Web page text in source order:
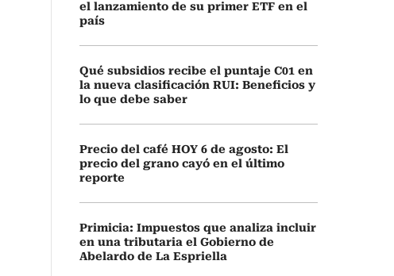
el lanzamiento de su primer ETF en el
país
Qué subsidios recibe el puntaje C01 en
la nueva clasificación RUI: Beneficios y
lo que debe saber
Precio del café HOY 6 de agosto: El
precio del grano cayó en el último
reporte
Primicia: Impuestos que analiza incluir
en una tributaria el Gobierno de
Abelardo de La Espriella